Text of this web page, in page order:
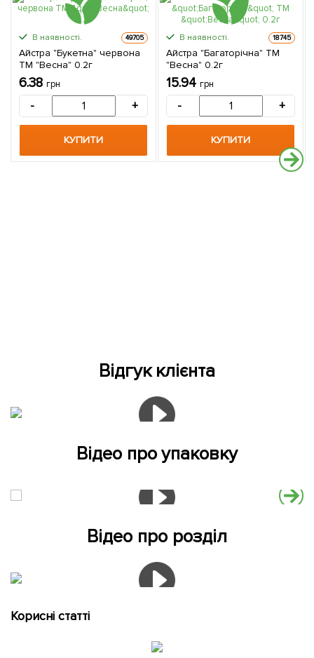
В наявності. 49705
Айстра "Букетна" червона
ТМ "Весна" 0.2г
6.38 грн
- +
КУПИТИ
В наявності. 18745
Айстра "Багаторічна" ТМ
"Весна" 0.2г
15.94 грн
- +
КУПИТИ
Відгук клієнта
Відео про упаковку
Відео про розділ
Корисні статті